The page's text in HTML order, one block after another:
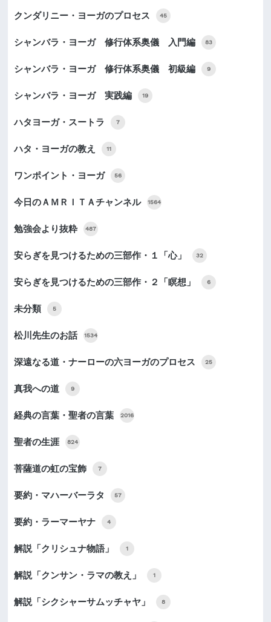
クンダリニー・ヨーガのプロセス 45
シャンバラ・ヨーガ 修行体系奥儀 入門編 83
シャンバラ・ヨーガ 修行体系奥儀 初級編 9
シャンバラ・ヨーガ 実践編 19
ハタヨーガ・スートラ 7
ハタ・ヨーガの教え 11
ワンポイント・ヨーガ 56
今日のＡＭＲＩＴＡチャンネル 1564
勉強会より抜粋 487
安らぎを見つけるための三部作・１「心」 32
安らぎを見つけるための三部作・２「瞑想」 6
未分類 5
松川先生のお話 1534
深遠なる道・ナーローの六ヨーガのプロセス 25
真我への道 9
経典の言葉・聖者の言葉 2016
聖者の生涯 824
菩薩道の虹の宝飾 7
要約・マハーバーラタ 57
要約・ラーマーヤナ 4
解説「クリシュナ物語」 1
解説「クンサン・ラマの教え」 1
解説「シクシャーサムッチャヤ」 8